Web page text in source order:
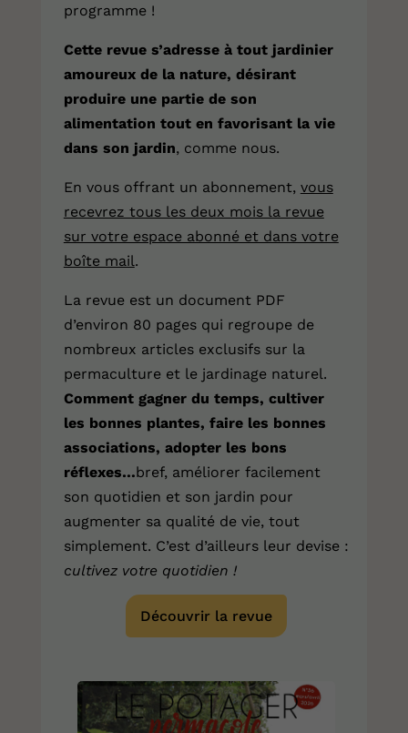
programme !
Cette revue s’adresse à tout jardinier
amoureux de la nature, désirant
produire une partie de son
alimentation tout en favorisant la vie
dans son jardin, comme nous.
En vous offrant un abonnement, vous
recevrez tous les deux mois la revue
sur votre espace abonné et dans votre
boîte mail.
La revue est un document PDF
d’environ 80 pages qui regroupe de
nombreux articles exclusifs sur la
permaculture et le jardinage naturel.
Comment gagner du temps, cultiver
les bonnes plantes, faire les bonnes
associations, adopter les bons
réflexes…bref, améliorer facilement
son quotidien et son jardin pour
augmenter sa qualité de vie, tout
simplement. C’est d’ailleurs leur devise :
cultivez votre quotidien !
Découvrir la revue